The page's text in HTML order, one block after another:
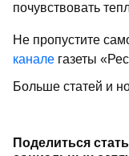
почувствовать
Не пропустите
канале газеты
Больше статей и
Поделиться